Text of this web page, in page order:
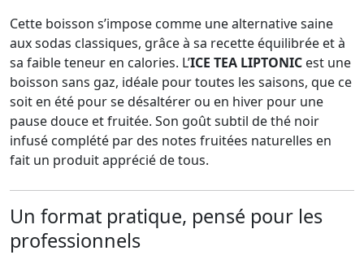
Cette boisson s’impose comme une alternative saine
aux sodas classiques, grâce à sa recette équilibrée et à
sa faible teneur en calories. L’ICE TEA LIPTONIC est une
boisson sans gaz, idéale pour toutes les saisons, que ce
soit en été pour se désaltérer ou en hiver pour une
pause douce et fruitée. Son goût subtil de thé noir
infusé complété par des notes fruitées naturelles en
fait un produit apprécié de tous.
Un format pratique, pensé pour les
professionnels